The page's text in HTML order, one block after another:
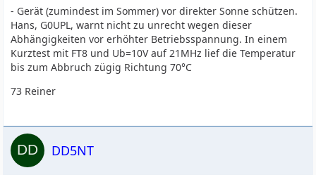
- Gerät (zumindest im Sommer) vor direkter Sonne schützen.
Hans, G0UPL, warnt nicht zu unrecht wegen dieser
Abhängigkeiten vor erhöhter Betriebsspannung. In einem
Kurztest mit FT8 und Ub=10V auf 21MHz lief die Temperatur
bis zum Abbruch zügig Richtung 70°C
73 Reiner
DD5NT